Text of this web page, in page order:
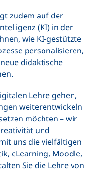
zudem auf der
(KI) in der
wie KI-gestützte
personalisieren,
didaktische
Lehre gehen,
weiterentwickeln
möchten – wir
und
uns die vielfältigen
eLearning, Moodle,
Sie die Lehre von